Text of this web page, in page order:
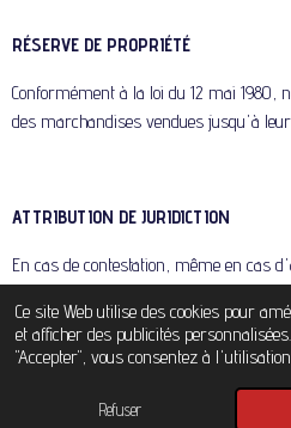
Ce site Web utilise des cookies pour
et afficher des publicités
"Accepter", vous consentez à
Refuser
RÉSERVE DE PROPRIÉTÉ
Conformément à la loi du 12 mai 1980,
des marchandises vendues jusqu'à
ATTRIBUTION DE JURIDICTION
En cas de contestation, même en cas
le tribunal de commerce de Niort sera
clause contraire; aucune clause
contreparties ne nous est opposable
© 2024 - 2026 ERTP